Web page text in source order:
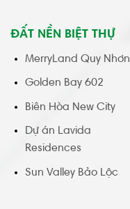
ĐẤT NỀN BIỆT THỰ
MerryLand Quy Nhơn
Golden Bay 602
Biên Hòa New City
Dự án Lavida
Residences
Sun Valley Bảo Lộc